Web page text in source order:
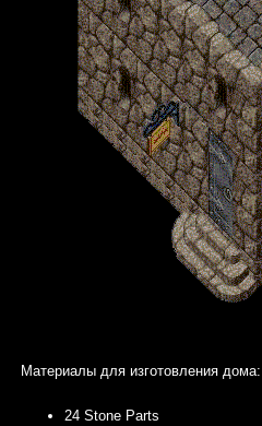
Материалы для изготовления дома:
24 Stone Parts